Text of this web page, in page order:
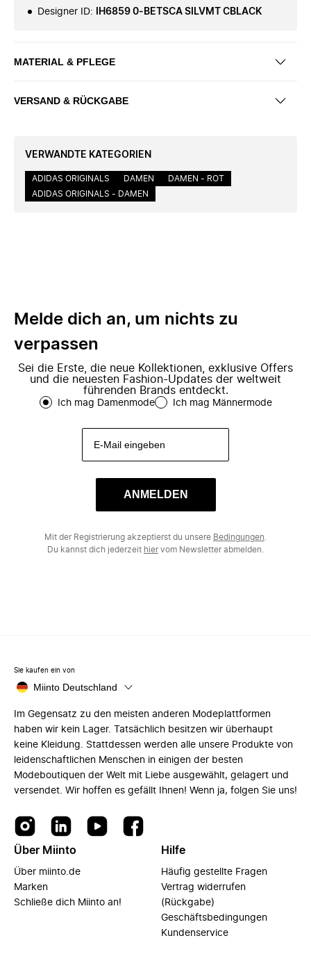
Designer ID: IH6859 0-BETSCA SILVMT CBLACK
MATERIAL & PFLEGE
VERSAND & RÜCKGABE
VERWANDTE KATEGORIEN
ADIDAS ORIGINALS DAMEN
DAMEN - ROT
ADIDAS ORIGINALS - DAMEN
Melde dich an, um nichts zu
verpassen
Sei die Erste, die neue Kollektionen, exklusive Offers
und die neuesten Fashion-Updates der weltweit
führenden Brands entdeckt.
Ich mag Damenmode Ich mag Männermode
ANMELDEN
Mit der Registrierung akzeptierst du unsere Bedingungen
Du kannst dich jederzeit hiervom Newsletter abmelden.
Sie kaufen ein von
Miinto Deutschland
Im Gegensatz zu den meisten anderen Modeplattformen
haben wir kein Lager. Tatsächlich besitzen wir überhaupt
keine Kleidung. Stattdessen werden alle unsere Produkte von
leidenschaftlichen Menschen in einigen der besten
Modeboutiquen der Welt mit Liebe ausgewählt, gelagert und
versendet. Wir hoffen es gefällt Ihnen! Wenn ja, folgen Sie uns!
Über Miinto
Über miinto.de
Marken
Schließe dich Miinto an!
Hilfe
Häufig gestellte Fragen
Vertrag widerrufen
(Rückgabe)
Geschäftsbedingungen
Kundenservice